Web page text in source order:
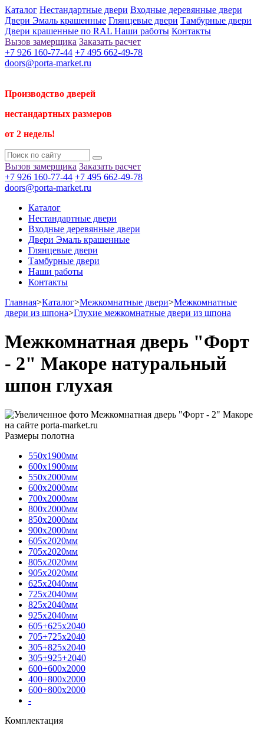
Каталог Нестандартные двери Входные деревянные двери
Двери Эмаль крашенные Глянцевые двери Тамбурные двери
Двери крашенные по RAL Наши работы Контакты
Вызов замерщика Заказать расчет
+7 926 160-77-44 +7 495 662-49-78
doors@porta-market.ru
Производство дверей
нестандартных размеров
от 2 недель!
Вызов замерщика Заказать расчет
+7 926 160-77-44 +7 495 662-49-78
doors@porta-market.ru
Каталог
Нестандартные двери
Входные деревянные двери
Двери Эмаль крашенные
Глянцевые двери
Тамбурные двери
Наши работы
Контакты
Главная>Каталог>Межкомнатные двери>Межкомнатные
двери из шпона>Глухие межкомнатные двери из шпона
Межкомнатная дверь "Форт
- 2" Макоре натуральный
шпон глухая
Размеры полотна
550х1900мм
600х1900мм
550х2000мм
600х2000мм
700х2000мм
800х2000мм
850х2000мм
900х2000мм
605х2020мм
705х2020мм
805х2020мм
905х2020мм
625х2040мм
725х2040мм
825х2040мм
925х2040мм
605+625х2040
705+725х2040
305+825х2040
305+925+2040
600+600х2000
400+800х2000
600+800х2000
-
Комплектация